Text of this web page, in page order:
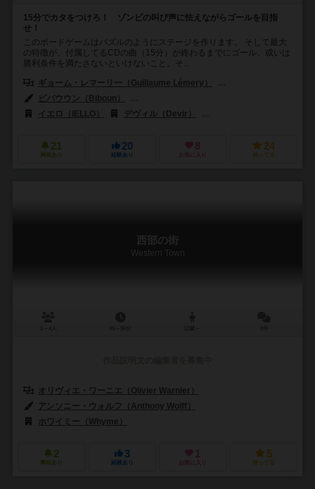
15分でカタをつけろ！ ゾンビの叫び声に怯えながらゴールを目指
せ！
このボードゲームはパズルのようにステージを作ります。 そして最大
の特徴が、付属してるCDの曲（15分）が終わるまでにゴール、或いは
勝利条件を満たさないといけないこと。そ...
ギョーム・レマーリー（Guillaume Lémery）
ビバウウン（Biboun）
イエロ（IELLO）
デヴィル（Devir）
21
興味あり
20
経験あり
8
お気に入り
24
持ってる
西部の街
Western Town
オリヴィエ・ワーニエ（Olivier Warnier）
アンソニー・ウォルフ（Anthony Wolff）
ホワイミー（Whyme）
2
興味あり
3
経験あり
1
お気に入り
5
持ってる